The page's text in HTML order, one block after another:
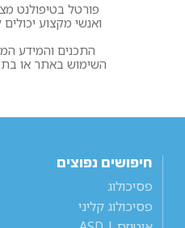
פורטל בטיפולנט
ואנשי מקצוע
התכנים והמידע
השימוש באתר או
חיפושים נפוצים
פסיכולוג
פסיכולוג קליני